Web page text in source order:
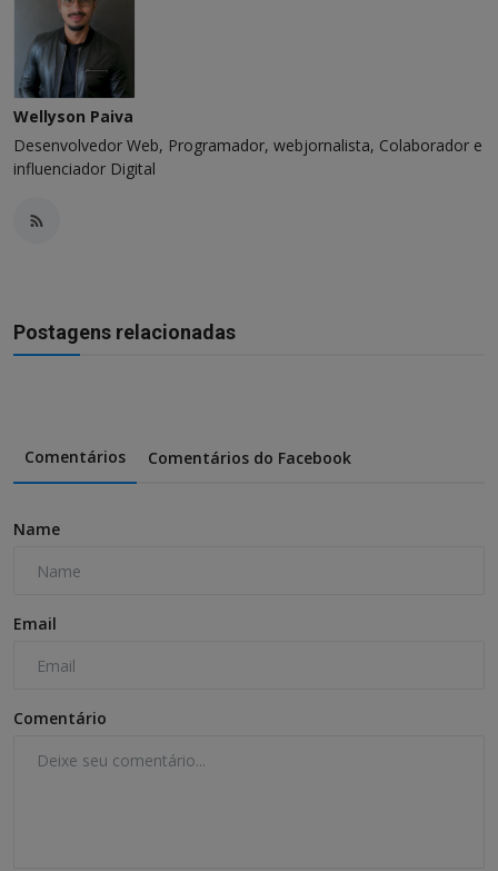
Wellyson Paiva
Desenvolvedor Web, Programador, webjornalista, Colaborador e
influenciador Digital
Postagens relacionadas
Comentários Comentários do Facebook
Name
Email
Comentário